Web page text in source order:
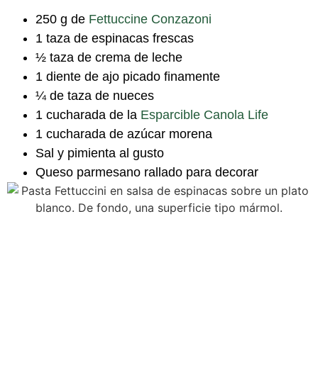
250 g de Fettuccine Conzazoni
1 taza de espinacas frescas
½ taza de crema de leche
1 diente de ajo picado finamente
¼ de taza de nueces
1 cucharada de la Esparcible Canola Life
1 cucharada de azúcar morena
Sal y pimienta al gusto
Queso parmesano rallado para decorar